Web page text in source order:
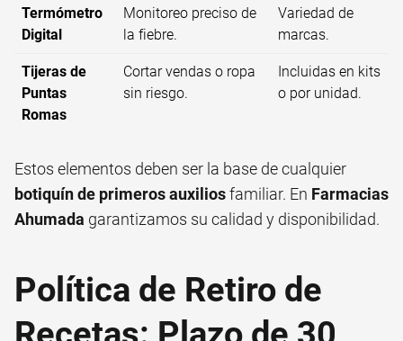
Termómetro
Digital
Monitoreo preciso de
la fiebre.
Variedad de
marcas.
Tijeras de
Puntas
Romas
Cortar vendas o ropa
sin riesgo.
Incluidas en kits
o por unidad.
Estos elementos deben ser la base de cualquier
botiquín de primeros auxiliosfamiliar. En Farmacias
Ahumada garantizamos su calidad y disponibilidad.
Política de Retiro de